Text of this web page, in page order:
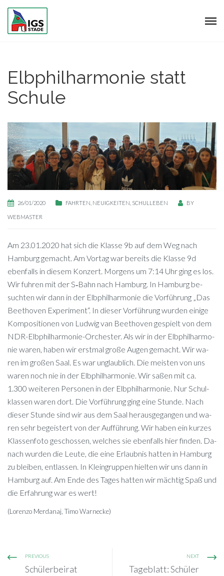
Elbphilharmonie statt
Schule
26/01/2020 FAHRTEN NEUIGKEITEN SCHULLEBEN BY
WEBMASTER
Am 23.01.2020 hat sich die Klas­se 9b auf dem Weg nach
Ham­burg ge­macht. Am Vor­tag war be­reits die Klas­se 9d
eben­falls in die­sem Kon­zert. Mor­gens um 7:14 Uhr ging es los.
Wir fuh­ren mit der S‑Bahn nach Ham­burg. In Ham­burg be­
such­ten wir dann in der Elb­phil­har­mo­nie die Vor­füh­rung „Das
Beet­ho­ven Ex­pe­ri­ment“. In die­ser Vor­füh­rung wur­den ei­ni­ge
Kom­po­si­tio­nen von Lud­wig van Beet­ho­ven ge­spielt von dem
NDR-Elb­phil­har­mo­nie-Or­ches­ter. Als wir in der Elb­phil­har­mo­
nie wa­ren, ha­ben wir erst­mal gro­ße Au­gen ge­macht. Wir wa­
ren im gro­ßen Saal. Es war un­glaub­lich. Die meis­ten von uns
wa­ren noch nie in der Elb­phil­har­mo­nie. Wir sa­ßen mit ca.
1.300 wei­te­ren Per­so­nen in der Elb­phil­har­mo­nie. Nur Schul­
klas­sen wa­ren dort. Die Vor­füh­rung ging eine Stun­de. Nach
die­ser Stun­de sind wir aus dem Saal her­aus­ge­gan­gen und wa­
ren sehr be­geis­tert von der Auf­füh­rung. Wir ha­ben ein kur­zes
Klas­sen­fo­to ge­schos­sen, wel­ches sie eben­falls hier fin­den. Da­
nach wur­den die Leu­te, die eine Er­laub­nis hat­ten in Ham­burg
zu blei­ben, ent­las­sen. In Klein­grup­pen hiel­ten wir uns dann in
Ham­burg auf. Am Ende des Ta­ges hat­ten wir mäch­tig Spaß und
die Er­fah­rung war es wert!
(Lo­ren­zo Mer­da­naj, Timo Warnecke)
PREVIOUS
Schülerbeirat
NEXT
Tageblatt: Schüler